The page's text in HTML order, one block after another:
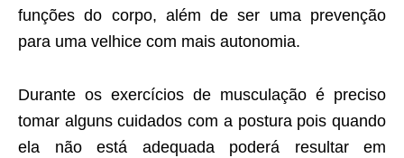
funções do corpo, além de ser uma prevenção
para uma velhice com mais autonomia.
Durante os exercícios de musculação é preciso
tomar alguns cuidados com a postura pois quando
ela não está adequada poderá resultar em